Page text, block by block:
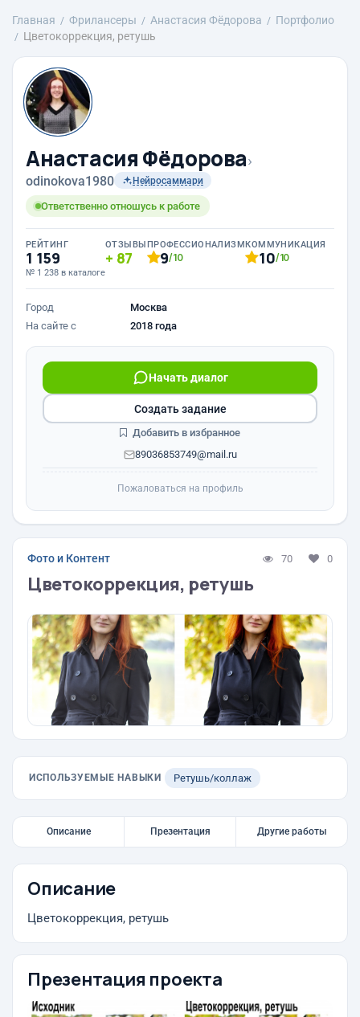
Главная Фрилансеры Анастасия Фёдорова
Портфолио
Цветокоррекция, ретушь
Анастасия Фёдорова›
odinokova1980 Нейросаммари
Ответственно отношусь к работе
РЕЙТИНГ
1 159
№ 1 238 в каталоге
ОТЗЫВЫ
87
ПРОФЕССИОНАЛИЗМ
9/10
КОММУНИКАЦИЯ
10/10
Город
Москва
На сайте с
2018 года
Начать диалог
89036853749@mail.ru
Создать задание
Добавить в избранное
Пожаловаться на профиль
Фото и Контент 70 0
Цветокоррекция, ретушь
ИСПОЛЬЗУЕМЫЕ НАВЫКИ Ретушь/коллаж
Описание Презентация Другие работы
Описание
Цветокоррекция, ретушь
Презентация проекта